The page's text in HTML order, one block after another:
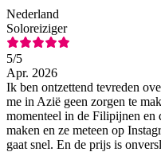
Nederland
Soloreiziger
5/5
Apr. 2026
Ik ben ontzettend tevreden
me in Azië geen zorgen te
momenteel in de Filipijnen en
maken en ze meteen op
gaat snel. En de prijs is